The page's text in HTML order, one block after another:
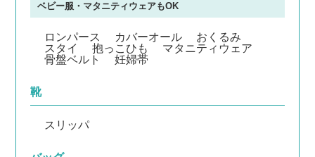
ベビー服・マタニティウェアもOK
ロンパース カバーオール
おくるみ
スタイ
抱っこひも
マタニティウェア
骨盤ベルト
妊婦帯
靴
スリッパ